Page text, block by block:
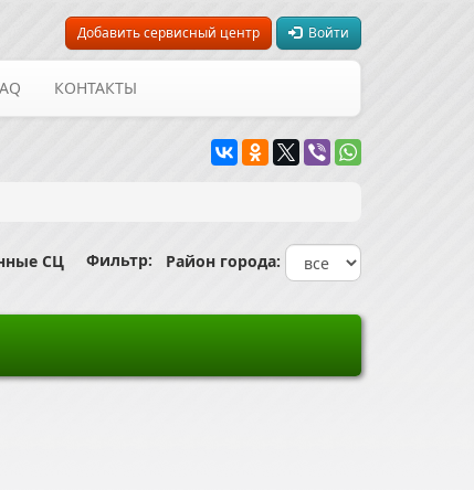
Добавить сервисный центр Войти
КОНТАКТЫ
СЦ Фильтр: Район города: